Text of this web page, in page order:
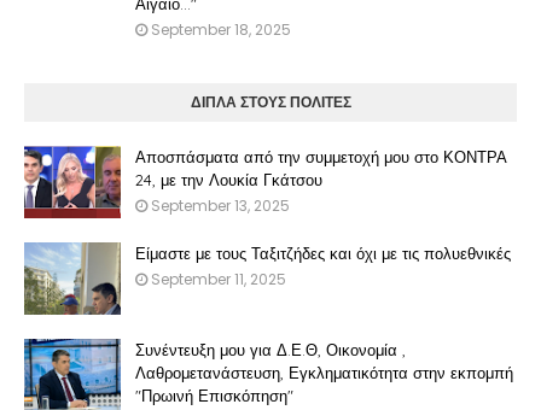
September 18, 2025
ΔΙΠΛΑ ΣΤΟΥΣ ΠΟΛΙΤΕΣ
Αποσπάσματα από την συμμετοχή μου στο ΚΟΝΤΡΑ
24, με την Λουκία Γκάτσου
September 13, 2025
Είμαστε με τους Ταξιτζήδες και όχι με τις πολυεθνικές
September 11, 2025
Συνέντευξη μου για Δ.Ε.Θ, Οικονομία ,
Λαθρομετανάστευση, Εγκληματικότητα στην εκπομπή
"Πρωινή Επισκόπηση"